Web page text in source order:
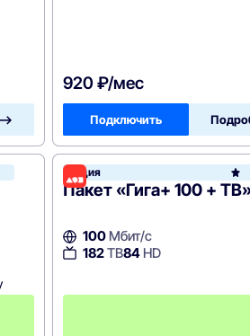
920 ₽/мес
Подключить
МегаФон
Акция
Пакет «Гига+ 100 +
100 Мбит/с
182ТВ84 HD